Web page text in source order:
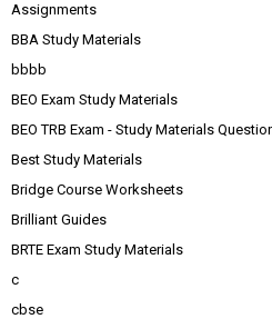
Assignments
BBA Study Materials
bbbb
BEO Exam Study Materials
BEO TRB Exam - Study Materials
Best Study Materials
Bridge Course Worksheets
Brilliant Guides
BRTE Exam Study Materials
c
cbse